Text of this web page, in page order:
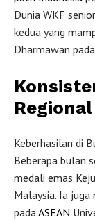
Dunia WKF
kedua yang
Dharmawan
Regional
Keberhasilan di
Beberapa bulan
medali emas
Malaysia. Ia
padaASEAN